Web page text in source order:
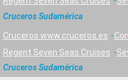
Cruceros Sudamérica
Cruceros www.cruceros.es
Regent Seven Seas Cruises
Cruceros Sudamérica